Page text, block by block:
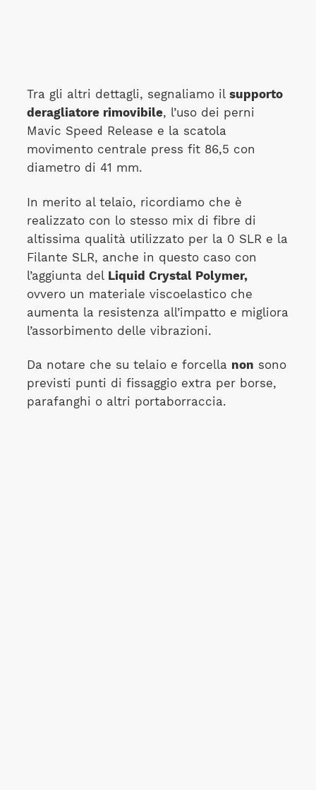
Tra gli altri dettagli, segnaliamo il supporto
deragliatore rimovibile, l’uso dei perni
Mavic Speed Release e la scatola
movimento centrale press fit 86,5 con
diametro di 41 mm.
In merito al telaio, ricordiamo che è
realizzato con lo stesso mix di fibre di
altissima qualità utilizzato per la 0 SLR e la
Filante SLR, anche in questo caso con
l’aggiunta del Liquid Crystal Polymer,
ovvero un materiale viscoelastico che
aumenta la resistenza all’impatto e migliora
l’assorbimento delle vibrazioni.
Da notare che su telaio e forcella non sono
previsti punti di fissaggio extra per borse,
parafanghi o altri portaborraccia.